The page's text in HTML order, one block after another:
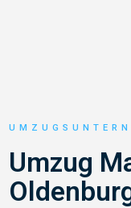
Umzug